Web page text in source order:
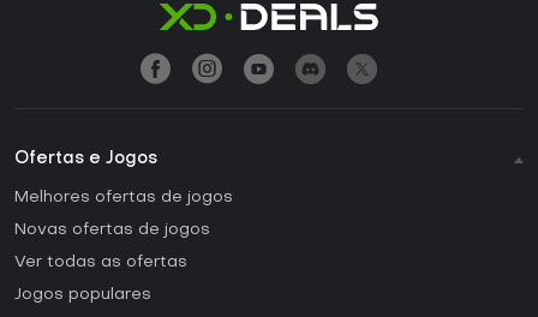
Ofertas e Jogos
Melhores ofertas de jogos
Novas ofertas de jogos
Ver todas as ofertas
Jogos populares